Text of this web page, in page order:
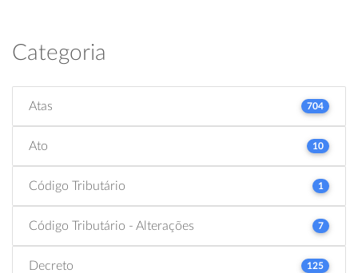
Categoria
Atas 704
Ato 10
Código Tributário 1
Código Tributário - Alterações 7
Decreto 125